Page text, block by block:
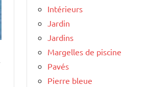
Intérieurs
Jardin
Jardins
Margelles de piscine
Pavés
Pierre bleue